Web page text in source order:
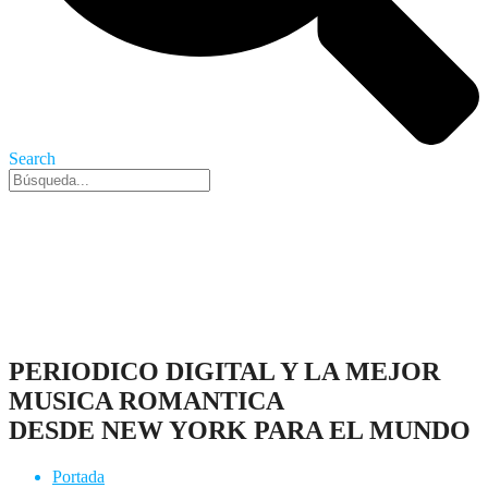
Search
PERIODICO DIGITAL Y LA MEJOR
MUSICA ROMANTICA
DESDE NEW YORK PARA EL MUNDO
Portada